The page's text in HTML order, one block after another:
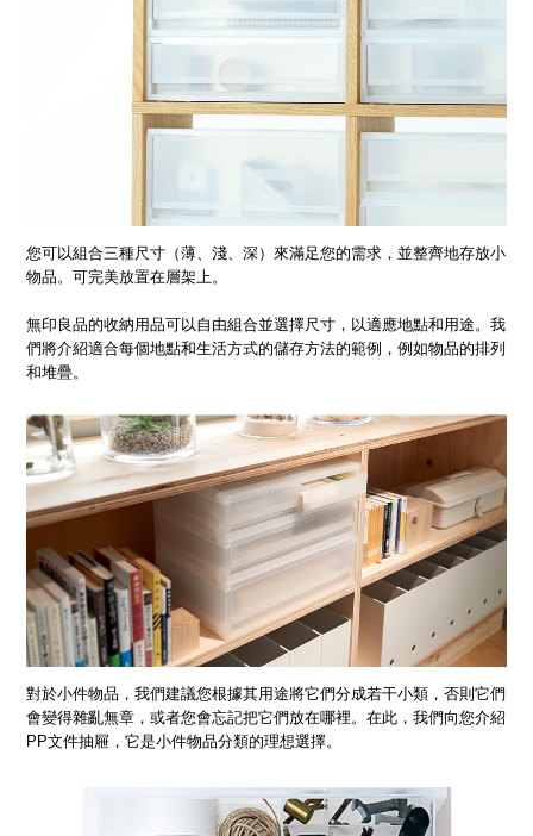
您可以組合三種尺寸（薄、淺、深）來滿足您的需求，並整齊地存放小
物品。可完美放置在層架上。
無印良品的收納用品可以自由組合並選擇尺寸，以適應地點和用途。我
們將介紹適合每個地點和生活方式的儲存方法的範例，例如物品的排列
和堆疊。
對於小件物品，我們建議您根據其用途將它們分成若干小類，否則它們
會變得雜亂無章，或者您會忘記把它們放在哪裡。在此，我們向您介紹
PP文件抽屜，它是小件物品分類的理想選擇。